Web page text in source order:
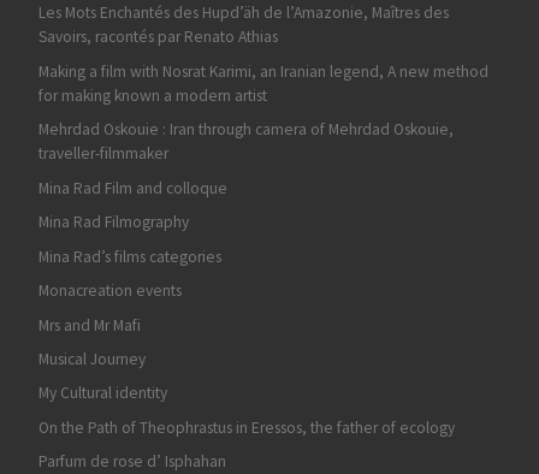
Les Mots Enchantés des Hupd’äh de l’Amazonie, Maîtres des
Savoirs, racontés par Renato Athias
Making a film with Nosrat Karimi, an Iranian legend, A new method
for making known a modern artist
Mehrdad Oskouie : Iran through camera of Mehrdad Oskouie,
traveller-filmmaker
Mina Rad Film and colloque
Mina Rad Filmography
Mina Rad’s films categories
Monacreation events
Mrs and Mr Mafi
Musical Journey
My Cultural identity
On the Path of Theophrastus in Eressos, the father of ecology
Parfum de rose d’ Isphahan